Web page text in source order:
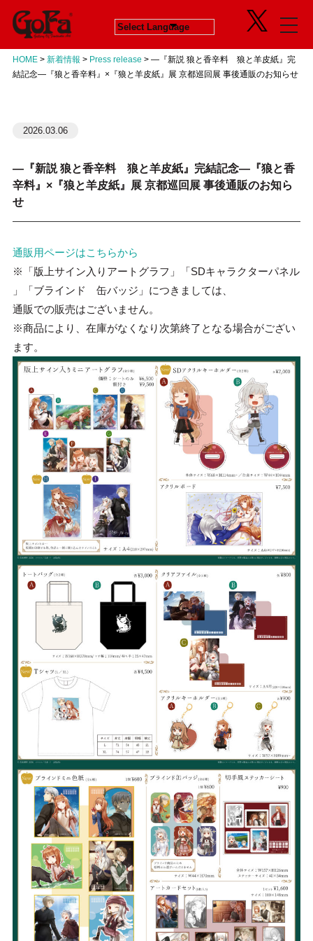
Information
News
ニュース
GoFaとは
in Progress
開催中のエキシビジョン
Artists
アーティスト
Business
Product
商品企画
Recruit
リクルート
Education
教育機関
HOME> 新着情報 > Press release > ―『新説 狼と香辛料 狼と羊皮紙』完
結記念―『狼と香辛料』×『狼と羊皮紙』展 京都巡回展 事後通販のお知らせ
2026.03.06
―『新説 狼と香辛料 狼と羊皮紙』完結記念―『狼と香
辛料』×『狼と羊皮紙』展 京都巡回展 事後通販のお知ら
せ
通販用ページはこちらから
※「版上サイン入りアートグラフ」「SDキャラクターパネル
」「ブラインド 缶バッジ」につきましては、
通販での販売はございません。
※商品により、在庫がなくなり次第終了となる場合がござい
ます。